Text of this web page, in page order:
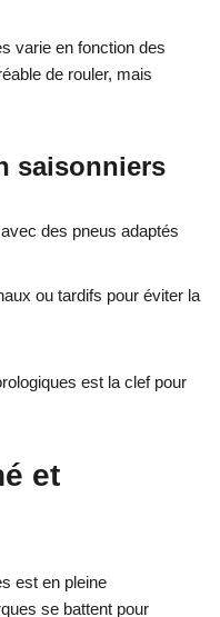
varie en fonction des
de rouler, mais
saisonniers
des pneus adaptés
ou tardifs pour éviter la
est la clef pour
et
est en pleine
se battent pour